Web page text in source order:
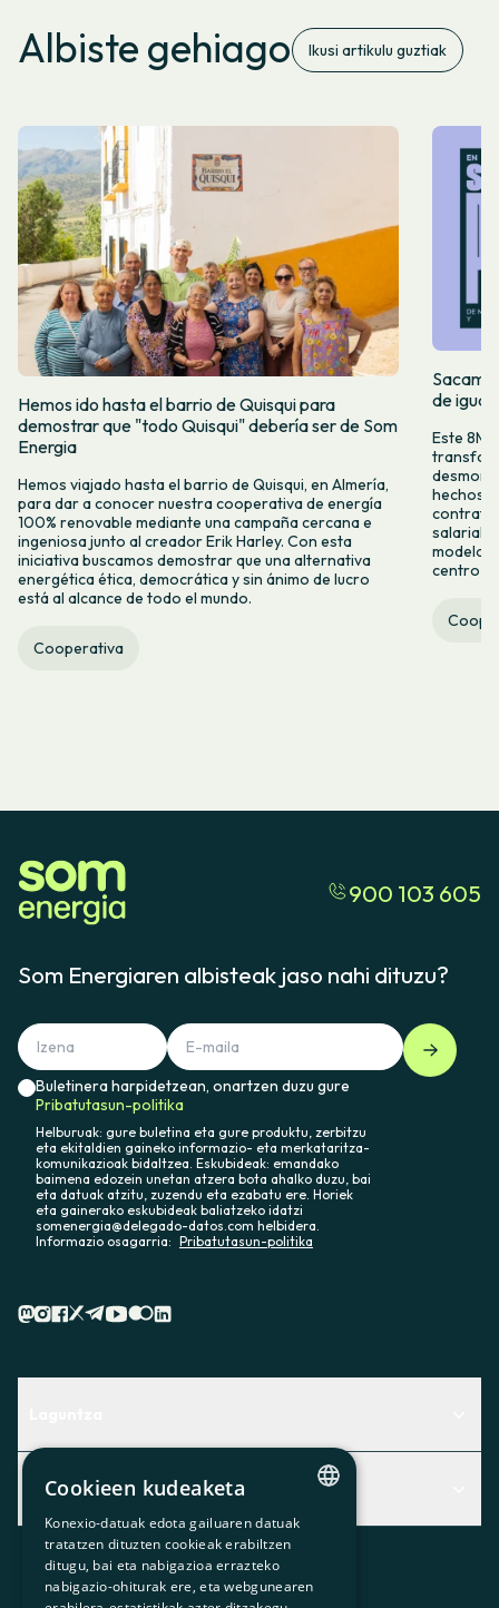
Albiste gehiago Ikusi artikulu guztiak
Hemos ido hasta el barrio de Quisqui para
demostrar que "todo Quisqui" debería ser de Som
Energia
Hemos viajado hasta el barrio de Quisqui, en Almería,
para dar a conocer nuestra cooperativa de energía
100% renovable mediante una campaña cercana e
ingeniosa junto al creador Erik Harley. Con esta
iniciativa buscamos demostrar que una alternativa
energética ética, democrática y sin ánimo de lucro
está al alcance de todo el mundo.
Cooperativa
de
Este 8M,
hechos y
salarial y
modelo
centro
900 103 605
Som Energiaren albisteak jaso nahi dituzu?
Buletinera harpidetzean, onartzen duzu gure
Pribatutasun-politika
Helburuak: gure buletina eta gure produktu, zerbitzu
eta ekitaldien gaineko informazio- eta merkataritza-
komunikazioak bidaltzea. Eskubideak: emandako
baimena edozein unetan atzera bota ahalko duzu, bai
eta datuak atzitu, zuzendu eta ezabatu ere. Horiek
eta gainerako eskubideak baliatzeko idatzi
somenergia@delegado-datos.com helbidera.
Informazio osagarria: Pribatutasun-politika
Centro de Ayuda
Aurkitu zerbitzurik egokiena zuretzat
Contacto
Albisteak
Albisteak
Bazkideen txokoa
CATALAN
SPANISH
Cookieen kudeaketa
Konexio-datuak edota gailuaren datuak
tratatzen dituzten cookieak erabiltzen
ditugu, bai eta nabigazioa errazteko
nabigazio-ohiturak ere, eta webgunearen